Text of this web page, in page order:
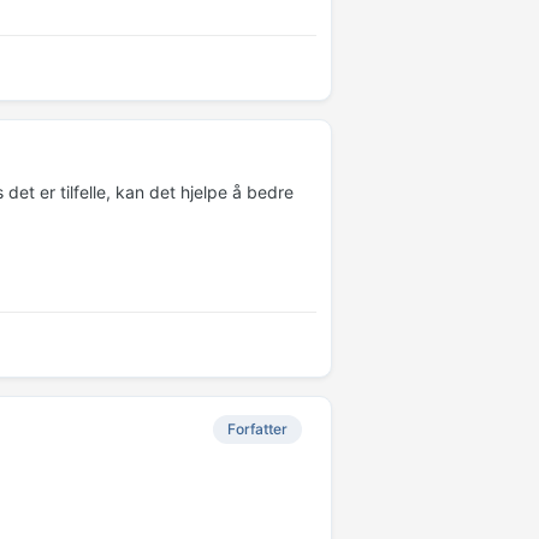
det er tilfelle, kan det hjelpe å bedre
Forfatter